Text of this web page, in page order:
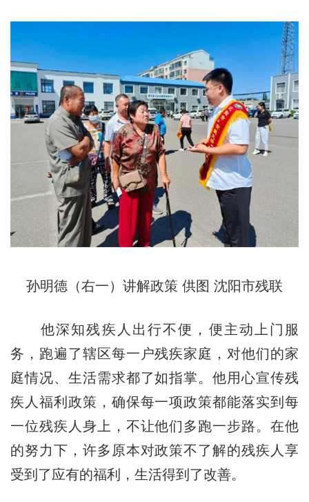
孙明德（右一）讲解政策 供图 沈阳市残联
他深知残疾人出行不便，便主动上门服
务，跑遍了辖区每一户残疾家庭，对他们的家
庭情况、生活需求都了如指掌。他用心宣传残
疾人福利政策，确保每一项政策都能落实到每
一位残疾人身上，不让他们多跑一步路。在他
的努力下，许多原本对政策不了解的残疾人享
受到了应有的福利，生活得到了改善。